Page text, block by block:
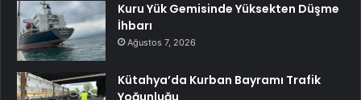
Kuru Yük Gemisinde Yüksekten Düşme
İhbarı
Ağustos 7, 2026
Kütahya’da Kurban Bayramı Trafik